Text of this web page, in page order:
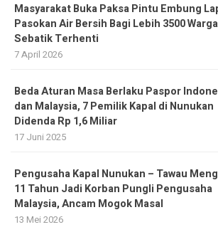
Masyarakat Buka Paksa Pintu Embung
Pasokan Air Bersih Bagi Lebih 3500 Warga
Sebatik Terhenti
7 April 2026
Beda Aturan Masa Berlaku Paspor
dan Malaysia, 7 Pemilik Kapal di Nunukan
Didenda Rp 1,6 Miliar
17 Juni 2025
Pengusaha Kapal Nunukan – Tawau
11 Tahun Jadi Korban Pungli Pengusaha
Malaysia, Ancam Mogok Masal
13 Mei 2026